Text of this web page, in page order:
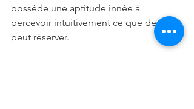
possède une aptitude innée à
percevoir intuitivement ce que demain
peut réserver.